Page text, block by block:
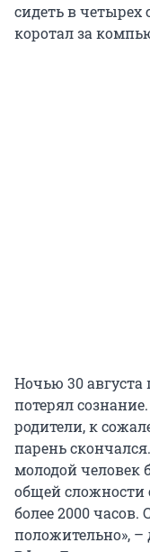
сидеть в четырех
коротал за
Ночью 30 августа
потерял
родители, к
парень
молодой человек
общей сложности
более 2000 часов.
положительно»,